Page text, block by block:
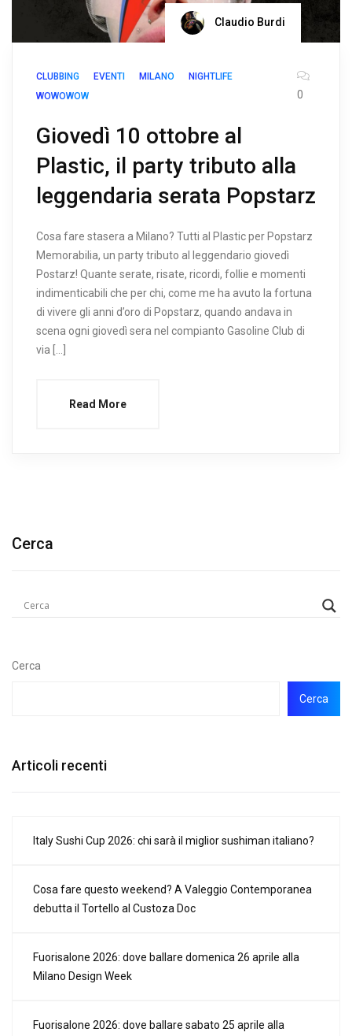
Claudio Burdi
CLUBBING EVENTI MILANO
NIGHTLIFE
WOWOWOW
0
Giovedì 10 ottobre al
Plastic, il party tributo alla
leggendaria serata Popstarz
Cosa fare stasera a Milano? Tutti al Plastic per Popstarz
Memorabilia, un party tributo al leggendario giovedì
Postarz! Quante serate, risate, ricordi, follie e momenti
indimenticabili che per chi, come me ha avuto la fortuna
di vivere gli anni d’oro di Popstarz, quando andava in
scena ogni giovedì sera nel compianto Gasoline Club di
via […]
Read More
Cerca
Cerca
Cerca
Articoli recenti
Italy Sushi Cup 2026: chi sarà il miglior sushiman italiano?
Cosa fare questo weekend? A Valeggio Contemporanea
debutta il Tortello al Custoza Doc
Fuorisalone 2026: dove ballare domenica 26 aprile alla
Milano Design Week
Fuorisalone 2026: dove ballare sabato 25 aprile alla